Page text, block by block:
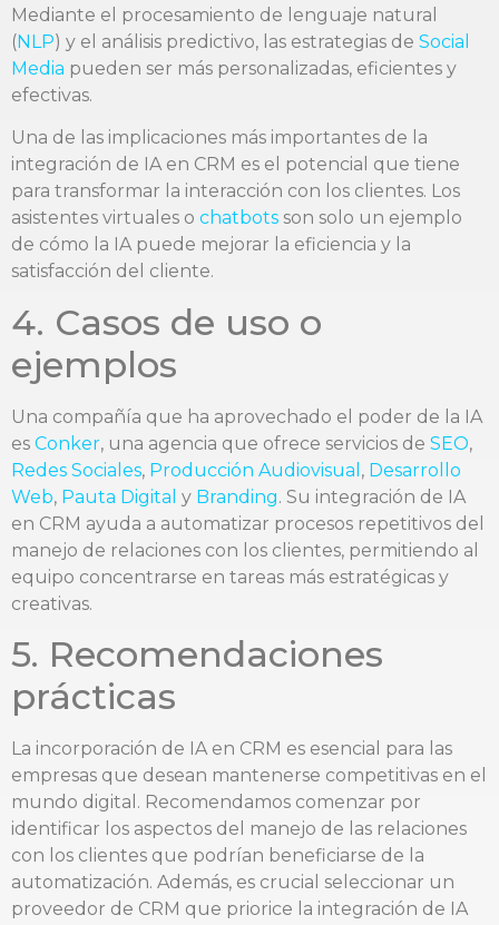
Mediante el procesamiento de lenguaje natural
(NLP) y el análisis predictivo, las estrategias de Social
Media pueden ser más personalizadas, eficientes y
efectivas.
Una de las implicaciones más importantes de la
integración de IA en CRM es el potencial que tiene
para transformar la interacción con los clientes. Los
asistentes virtuales o chatbots son solo un ejemplo
de cómo la IA puede mejorar la eficiencia y la
satisfacción del cliente.
4. Casos de uso o
ejemplos
Una compañía que ha aprovechado el poder de la IA
es Conker, una agencia que ofrece servicios de SEO,
Redes Sociales, Producción Audiovisual , Desarrollo
Web, Pauta Digital y Branding. Su integración de IA
en CRM ayuda a automatizar procesos repetitivos del
manejo de relaciones con los clientes, permitiendo al
equipo concentrarse en tareas más estratégicas y
creativas.
5. Recomendaciones
prácticas
La incorporación de IA en CRM es esencial para las
empresas que desean mantenerse competitivas en el
mundo digital. Recomendamos comenzar por
identificar los aspectos del manejo de las relaciones
con los clientes que podrían beneficiarse de la
automatización. Además, es crucial seleccionar un
proveedor de CRM que priorice la integración de IA